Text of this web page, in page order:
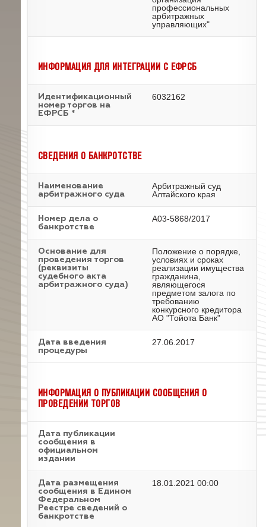
профессиональных
арбитражных
управляющих"
ИНФОРМАЦИЯ ДЛЯ ИНТЕГРАЦИИ С ЕФРСБ
Идентификационный
номер торгов на
ЕФРСБ *
6032162
СВЕДЕНИЯ О БАНКРОТСТВЕ
Наименование
арбитражного суда
Арбитражный суд
Алтайского края
Номер дела о
банкротстве
А03-5868/2017
Основание для
проведения торгов
(реквизиты
судебного акта
арбитражного суда)
Положение о порядке,
условиях и сроках
реализации имущества
гражданина,
являющегося
предметом залога по
требованию
конкурсного кредитора
АО "Тойота Банк"
Дата введения
процедуры
27.06.2017
ИНФОРМАЦИЯ О ПУБЛИКАЦИИ СООБЩЕНИЯ О
ПРОВЕДЕНИИ ТОРГОВ
Дата публикации
сообщения в
официальном
издании
Дата размещения
сообщения в Едином
Федеральном
Реестре сведений о
банкротстве
18.01.2021 00:00